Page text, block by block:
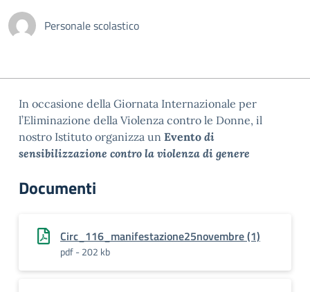
Personale scolastico
In occasione della Giornata Internazionale per
l’Eliminazione della Violenza contro le Donne, il
nostro Istituto organizza un Evento di
sensibilizzazione contro la violenza di genere
Documenti
Circ_116_manifestazione25novembre (1)
pdf - 202 kb